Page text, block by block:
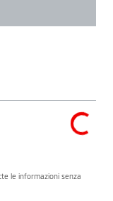
le informazioni senza